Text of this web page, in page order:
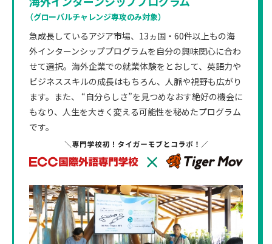
（グローバルチャレンジ専攻のみ対象）
急成長しているアジア市場、13ヵ国・60件以上もの海
外インターンシッププログラムを自分の興味関心に合わ
せて選択。海外企業での就業体験をとおして、英語力や
ビジネススキルの成長はもちろん、人脈や視野も広がり
ます。また、 “自分らしさ”を見つめなおす絶好の機会に
もなり、人生を大きく変える可能性を秘めたプログラム
です。